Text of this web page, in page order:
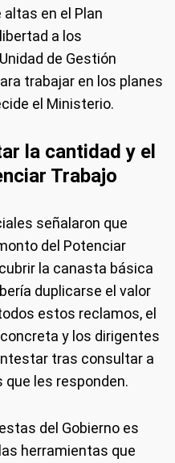
en el Plan
a los
de Gestión
trabajar en los planes
el Ministerio.
la cantidad y el
Trabajo
señalaron que
del Potenciar
la canasta básica
duplicarse el valor
estos reclamos, el
y los dirigentes
tras consultar a
les responden.
del Gobierno es
herramientas que